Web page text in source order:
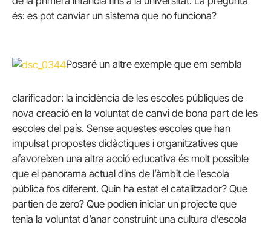
és: es pot canviar un sistema que no funciona?
Posaré un altre exemple que em sembla
clarificador: la incidència de les escoles públiques de
nova creació en la voluntat de canvi de bona part de les
escoles del país. Sense aquestes escoles que han
impulsat propostes didàctiques i organitzatives que
afavoreixen una altra acció educativa és molt possible
que el panorama actual dins de l’àmbit de l’escola
pública fos diferent. Quin ha estat el catalitzador? Que
partien de zero? Que podien iniciar un projecte que
tenia la voluntat d’anar construint una cultura d’escola